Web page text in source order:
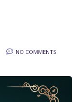
NO COMMENTS